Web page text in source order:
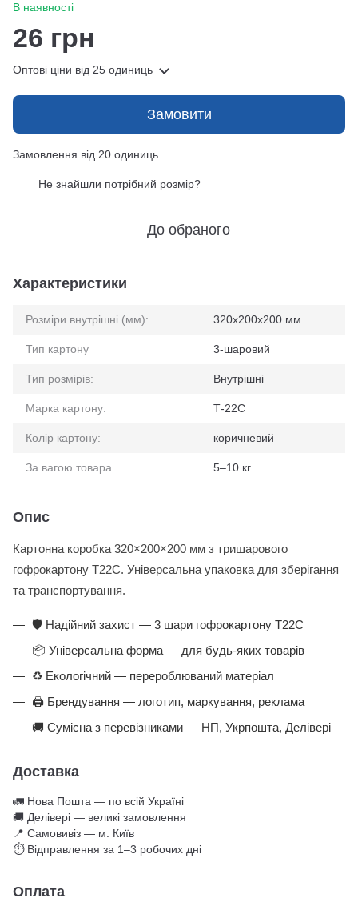
В наявності
26 грн
Оптові ціни від 25 одиниць
Замовити
Замовлення від 20 одиниць
Не знайшли потрібний розмір?
До обраного
Характеристики
Розміри внутрішні (мм): 320x200x200 мм
Тип картону 3-шаровий
Тип розмірів: Внутрішні
Марка картону: Т-22С
Колір картону: коричневий
За вагою товара 5–10 кг
Опис
Картонна коробка 320×200×200 мм з тришарового
гофрокартону Т22С. Універсальна упаковка для зберігання
та транспортування.
🛡️ Надійний захист — 3 шари гофрокартону Т22С
📦 Універсальна форма — для будь-яких товарів
♻️ Екологічний — перероблюваний матеріал
🖨️ Брендування — логотип, маркування, реклама
🚚 Сумісна з перевізниками — НП, Укрпошта, Делівері
Доставка
🚛 Нова Пошта — по всій Україні
🚚 Делівері — великі замовлення
📍 Самовивіз — м. Київ
⏱ Відправлення за 1–3 робочих дні
Оплата